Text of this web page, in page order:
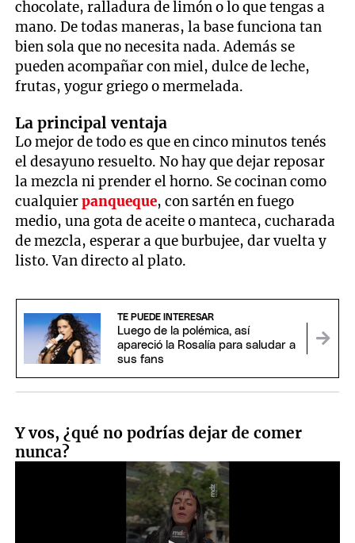
chocolate, ralladura de limón o lo que tengas a
mano. De todas maneras, la base funciona tan
bien sola que no necesita nada. Además se
pueden acompañar con miel, dulce de leche,
frutas, yogur griego o mermelada.
La principal ventaja
Lo mejor de todo es que en cinco minutos tenés
el desayuno resuelto. No hay que dejar reposar
la mezcla ni prender el horno. Se cocinan como
cualquierpanqueque, con sartén en fuego
medio, una gota de aceite o manteca, cucharada
de mezcla, esperar a que burbujee, dar vuelta y
listo. Van directo al plato.
TE PUEDE INTERESAR
Luego de la polémica, así
apareció la Rosalía para saludar a
sus fans
Y vos, ¿qué no podrías dejar de comer
nunca?